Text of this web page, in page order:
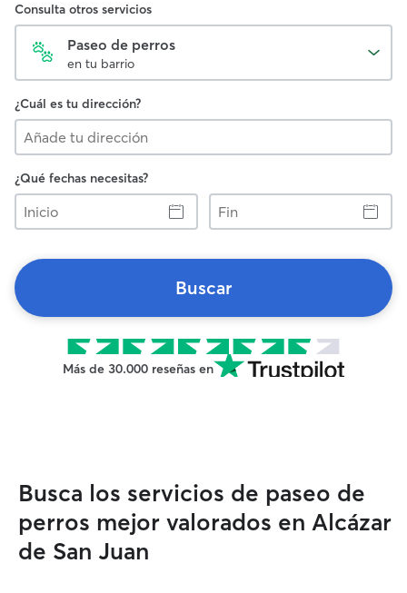
Consulta otros servicios
Paseo de perros
en tu barrio
¿Cuál es tu dirección?
¿Qué fechas necesitas?
Inicio
Fin
Buscar
Más de 30.000 reseñas en
Busca los servicios de paseo de
perros mejor valorados en Alcázar
de San Juan